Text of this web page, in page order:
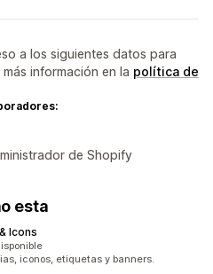
a los siguientes datos para
información en la política de
de Shopify
esta
Icons
iconos, etiquetas y banners.